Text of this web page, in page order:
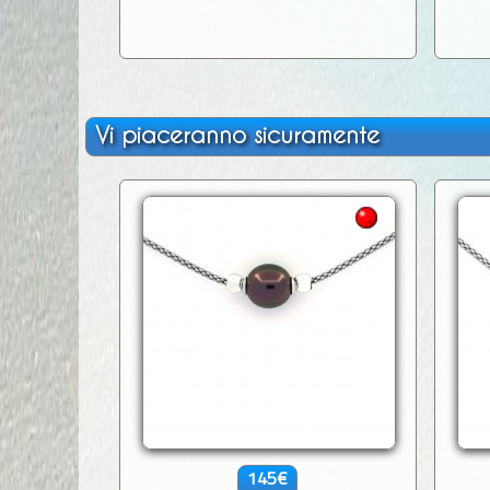
Vi piaceranno sicuramente
145€